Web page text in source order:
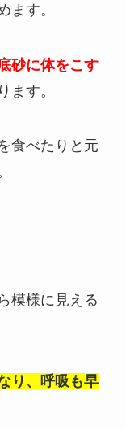
ます。
砂に体をこす
ます。
食べたりと元
模様に見える
り、呼吸も早